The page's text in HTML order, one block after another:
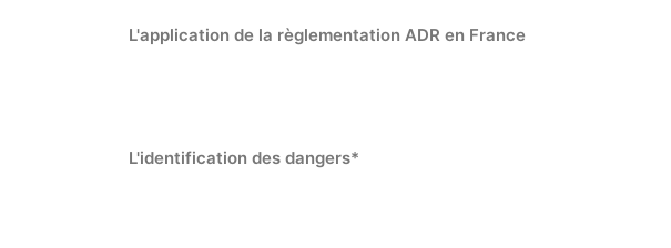
L'application de la règlementation ADR en France
L'identification des dangers*